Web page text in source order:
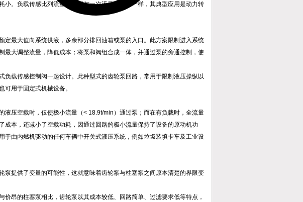
小。负载传感比列流量控制阀与一次流量控制阀一样，其典型应用是动力转
定最大值向系统供液，多余部分排回油箱或泵的入口。此方案限制进入系统
大调整流量，降低成本；将泵和阀组合成一体，并通过泵的旁通控制，使
载传感控制阀一起设计。此种型式的齿轮泵回路，常用于限制液压操纵以
用于固定式机械设备。
液压空载时，仅使极小流量（< 18.9t/min）通过泵；而在有负载时，全流量
本，还减小了空载功耗，因通过回路的极小流量保持了设备的原动机功
于由内燃机驱动的任何车辆中开关式液压系统，例如垃圾装填卡车及工业设
泵提供了变量的可能性，这就意味着齿轮泵与柱塞泵之间原本清楚的界限变
昂的柱塞泵相比，齿轮泵以其成本较低、回路简单、过滤要求低等特点，